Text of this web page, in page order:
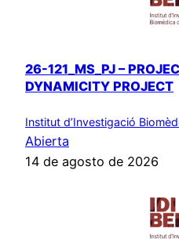
26-121_MS_PJ –
DYNAMICITY PROJECT
Institut d’Investigació
Abierta
14 de agosto de 2026